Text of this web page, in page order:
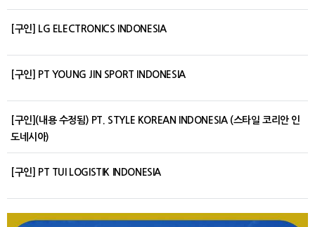
[구인] LG ELECTRONICS INDONESIA
[구인] PT YOUNG JIN SPORT INDONESIA
[구인](내용 수정됨) PT. STYLE KOREAN INDONESIA (스타일 코리안 인
도네시아)
[구인] PT TUI LOGISTIK INDONESIA